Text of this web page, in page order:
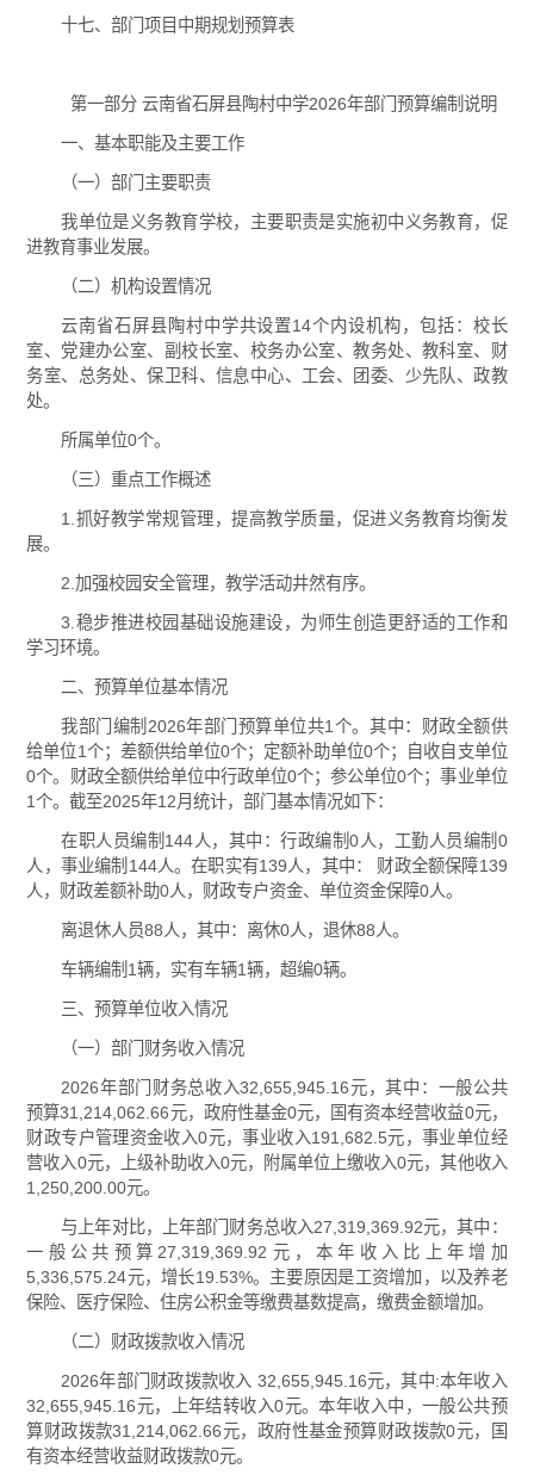
十七、部门项目中期规划预算表
第一部分 云南省石屏县陶村中学2026年部门预算编制说明
一、基本职能及主要工作
（一）部门主要职责
我单位是义务教育学校，主要职责是实施初中义务教育，促
进教育事业发展。
（二）机构设置情况
云南省石屏县陶村中学共设置14个内设机构，包括：校长
室、党建办公室、副校长室、校务办公室、教务处、教科室、财
务室、总务处、保卫科、信息中心、工会、团委、少先队、政教
处。
所属单位0个。
（三）重点工作概述
1.抓好教学常规管理，提高教学质量，促进义务教育均衡发
展。
2.加强校园安全管理，教学活动井然有序。
3.稳步推进校园基础设施建设，为师生创造更舒适的工作和
学习环境。
二、预算单位基本情况
我部门编制2026年部门预算单位共1个。其中：财政全额供
给单位1个；差额供给单位0个；定额补助单位0个；自收自支单位
0个。财政全额供给单位中行政单位0个；参公单位0个；事业单位
1个。截至2025年12月统计，部门基本情况如下：
在职人员编制144人，其中：行政编制0人，工勤人员编制0
人，事业编制144人。在职实有139人，其中： 财政全额保障139
人，财政差额补助0人，财政专户资金、单位资金保障0人。
离退休人员88人，其中：离休0人，退休88人。
车辆编制1辆，实有车辆1辆，超编0辆。
三、预算单位收入情况
（一）部门财务收入情况
2026年部门财务总收入32,655,945.16元，其中：一般公共
预算31,214,062.66元，政府性基金0元，国有资本经营收益0元，
财政专户管理资金收入0元，事业收入191,682.5元，事业单位经
营收入0元，上级补助收入0元，附属单位上缴收入0元，其他收入
1,250,200.00元。
与上年对比，上年部门财务总收入27,319,369.92元，其中：
一般公共预算27,319,369.92元，本年收入比上年增加
5,336,575.24元，增长19.53%。主要原因是工资增加，以及养老
保险、医疗保险、住房公积金等缴费基数提高，缴费金额增加。
（二）财政拨款收入情况
2026年部门财政拨款收入 32,655,945.16元，其中:本年收入
32,655,945.16元，上年结转收入0元。本年收入中，一般公共预
算财政拨款31,214,062.66元，政府性基金预算财政拨款0元，国
有资本经营收益财政拨款0元。